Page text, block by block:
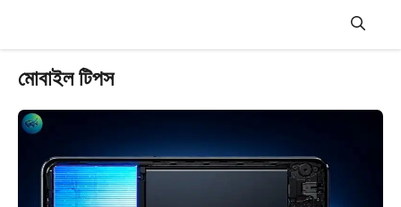
Menu
মোবাইল টিপস